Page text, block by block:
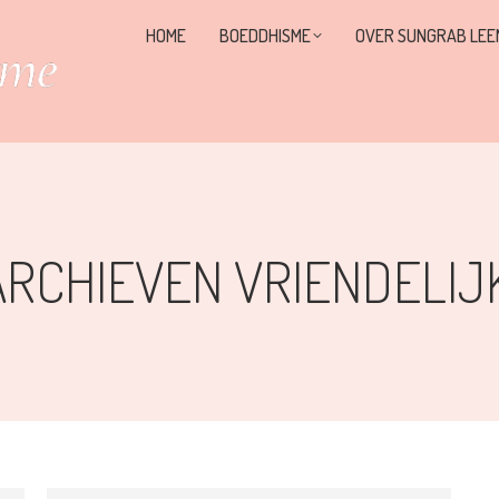
HOME BOEDDHISME OVER SUNGRAB